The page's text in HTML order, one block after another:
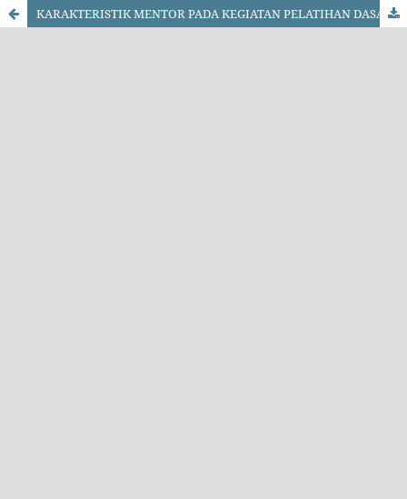
KARAKTERISTIK MENTOR PADA KEGIATAN PELATIHAN DASAR CALON PEGAWAI NEGERI SIPIL CPNS